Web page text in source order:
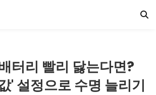
터리 빨리 닳는다면?
' 설정으로 수명 늘리기